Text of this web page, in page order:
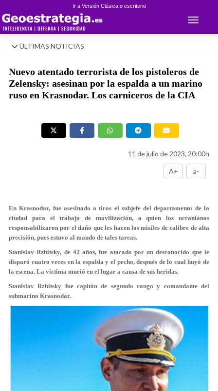
Ir a Versión Clásica o escritorio
Toggle
ÚLTIMAS NOTICIAS
Nuevo atentado terrorista de los pistoleros de
Zelensky: asesinan por la espalda a un marino
ruso en Krasnodar. Los carniceros de la CIA
11 de julio de 2023, 20:00h
A+ a-
En Krasnodar, fue asesinado a tiros el subjefe del departamento de la
ciudad para el trabajo de movilización, a quien los ucranianos
responsabilizaron por el daño que les hacen los misiles de calibre de alta
precisión, pues estuvo al mando de tales tareas.
Stanislav Rzhitsky, de 42 años, fue atacado por un desconocido que le
disparó cuatro veces en la espalda y el pecho, después de lo cual huyó de
la escena. La víctima murió en el lugar a causa de sus heridas.
Stanislav Rzhitsky fue capitán de segundo rango y comandante del
submarino Krasnodar.